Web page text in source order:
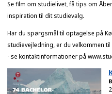
Se film om studielivet, få tips om
inspiration til dit studievalg.
Har du spørgsmål til optagelse på
studievejledning, er du velkommen
- se kontaktinformationer på